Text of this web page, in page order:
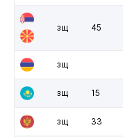
зщ 45
зщ
зщ 15
зщ 33